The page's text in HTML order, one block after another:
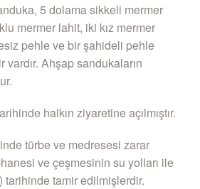
5 dolama sikkeli mermer
mermer lahit, iki kız mermer
pehle ve bir şahideli pehle
Ahşap sandukaların
halkın ziyaretine açılmıştır.
türbe ve medresesi zarar
ve çeşmesinin su yolları ile
tarihinde tamir edilmişlerdir.